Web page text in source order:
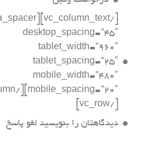
desktop_spacing=”45″
tablet_width=”960″
tablet_spacing=”25″
mobile_width=”480″
[/vc_row]
دیدگاهتان را بنویسید لغو پاسخ